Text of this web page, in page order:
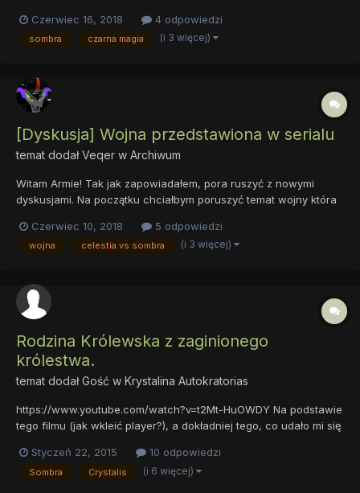
Co prawda Celestia i Twilight potrafiły jej użyć i w dwóch
odcinkach sporadycznie to zrobiły, lecz potem już n...
Czerwiec 16, 2018 4 odpowiedzi
sombra czarna magia (i 3 więcej)
[Dyskusja] Wojna przedstawiona w serialu
temat dodałVeqer w Archiwum
Witam Armie! Tak jak zapowiadałem, pora ruszyć z nowymi
dyskusjami. Na początku chciałbym poruszyć temat wojny która
mieliśmy okazje zauważyć w sezonie piątym, a konkretniej 25
odcinku ów sezonu. Mogliśmy zobaczyć w tym odcinku wojnę
Czerwiec 10, 2018 5 odpowiedzi
wojna celestia vs sombra (i 3 więcej)
Rodzina Królewska z zaginionego
królestwa.
temat dodał Gość w Krystalina Autokratorias
https://www.youtube.com/watch?v=t2Mt-HuOWDY Na podstawie
tego filmu (jak wkleić player?), a dokładniej tego, co udało mi się
biegłości z języka angielskiego i obrazków, stworzyłam sobie
teorię, która mi niemal rekonstruuje wydarzenia...
Styczeń 22, 2015 10 odpowiedzi
Sombra Crystalis (i 6 więcej)